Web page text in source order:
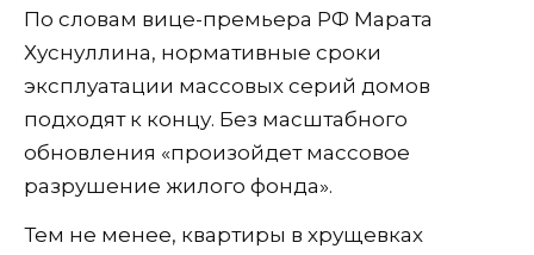
По словам вице-премьера РФ Марата
Хуснуллина, нормативные сроки
эксплуатации массовых серий домов
подходят к концу. Без масштабного
обновления «произойдет массовое
разрушение жилого фонда».
Тем не менее, квартиры в хрущевках